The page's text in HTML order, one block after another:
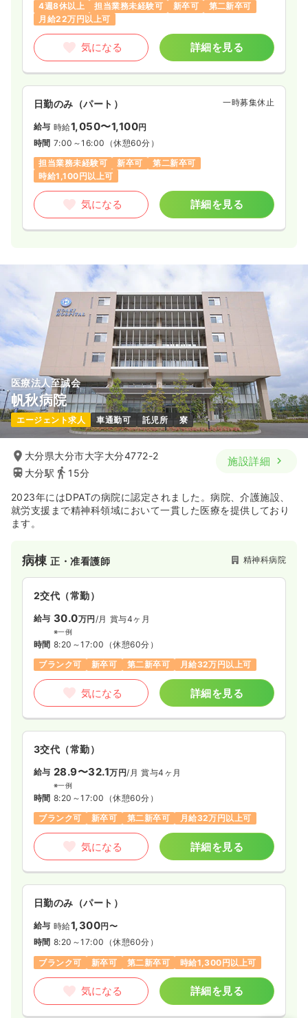
4週8休以上
担当業務未経験可 新卒可
第二新卒可
月給22万円以上可
気になる 詳細を見る
日勤のみ（パート） 一時募集休止
給与 時給1,050〜1,100円
時間 7:00～16:00 （休憩60分）
担当業務未経験可
新卒可
第二新卒可
時給1,100円以上可
気になる 詳細を見る
医療法人至誠会
帆秋病院
エージェント求人 車通勤可 託児所 寮
大分県大分市大字大分4772-2
大分駅
15分
施設詳細
2023年にはDPATの病院に認定されました。病院、介護施設、
就労支援まで精神科領域において一貫した医療を提供しており
ます。
病棟正・准看護師 精神科病院
2交代（常勤）
給与 30.0万円 /月 賞与4ヶ月
※一例
時間 8:20～17:00 （休憩60分）
ブランク可
新卒可 第二新卒可 月給32万円以上可
気になる 詳細を見る
3交代（常勤）
給与 28.9〜32.1万円/月 賞与4ヶ月
※一例
時間 8:20～17:00 （休憩60分）
ブランク可
新卒可 第二新卒可 月給32万円以上可
気になる 詳細を見る
日勤のみ（パート）
給与 時給1,300円〜
時間 8:20～17:00 （休憩60分）
ブランク可
新卒可 第二新卒可 時給1,300円以上可
気になる 詳細を見る